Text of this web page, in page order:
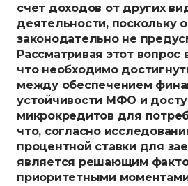
счет доходов от других
деятельности, поскольку
законодательно не
Рассматривая этот вопрос
что необходимо
между обеспечением
устойчивости МФО и
микрокредитов для
что, согласно
процентной ставки для
является решающим
приоритетными